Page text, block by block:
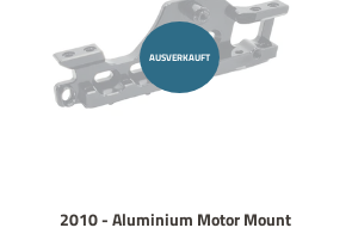
AUSVERKAUFT
2010 - Aluminium Motor Mount